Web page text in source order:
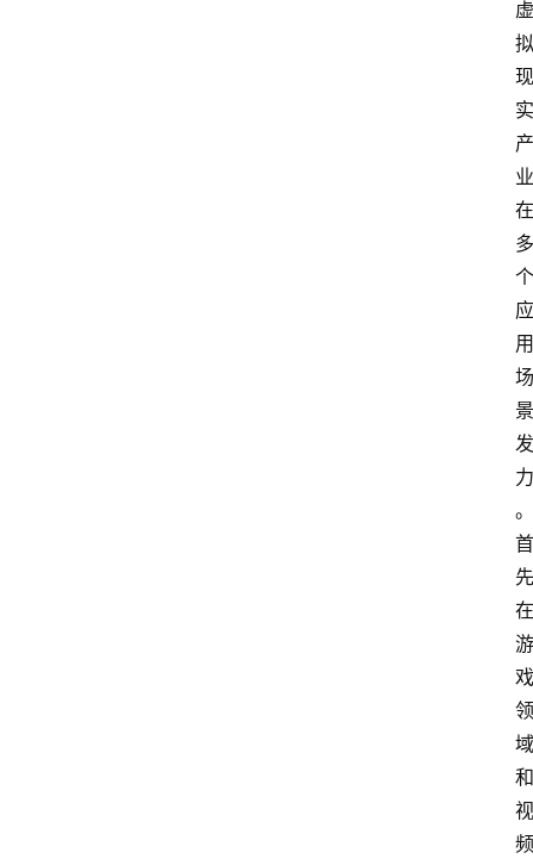
虚
拟
现
实
产
业
在
多
个
应
用
场
景
发
力
。
首
先
在
游
戏
领
域
和
视
频